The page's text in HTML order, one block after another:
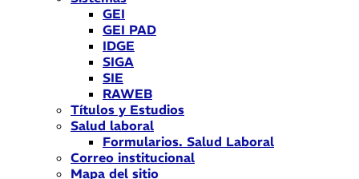
GEI
GEI PAD
IDGE
SIGA
SIE
RAWEB
Títulos y Estudios
Salud laboral
Formularios. Salud Laboral
Correo institucional
Mapa del sitio